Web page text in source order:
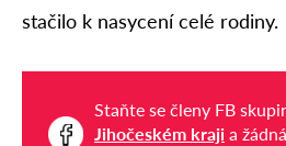
stačilo k nasycení celé rodiny.
Staňte se členy FB
Jihočeském kraji a